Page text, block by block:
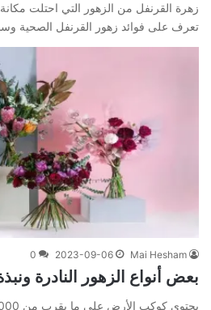
زهرة القرنفل من الزهور التي احتلت
تعرف على فوائد زهور القرنفل الصحية
Mai Hesham
2023-09-06
0
بعض أنواع الزهور النادرة